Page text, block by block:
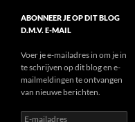
Alles over onze fietsvakanties
ABONNEER JE OP DIT BLOG
D.M.V. E-MAIL
Voer je e-mailadres in om je in
te schrijven op dit blog en e-
mailmeldingen te ontvangen
van nieuwe berichten.
E-